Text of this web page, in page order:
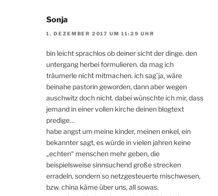
Sonja
1. DEZEMBER 2017 UM 11:29 UHR
bin leicht sprachlos ob deiner sicht der dinge. den
untergang herbei formulieren. da mag ich
träumerle nicht mitmachen. ich sag`ja, wäre
beinahe pastorin geworden, dann aber wegen
auschwitz doch nicht. dabei wünschte ich mir, dass
jemand in einer vollen kirche deinen blogtext
predige…
habe angst um meine kinder, meinen enkel, ein
bekannter sagt, es würde in vielen jahren keine
„echten“ menschen mehr geben, die
beispielsweise sinnsuchend große strecken
erradeln, sondern so netzgesteuerte mischwesen,
bzw. china käme über uns, all sowas.